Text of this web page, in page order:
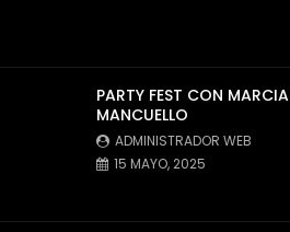
PARTY FEST CON MARCIA
MANCUELLO
ADMINISTRADOR WEB
15 MAYO, 2025